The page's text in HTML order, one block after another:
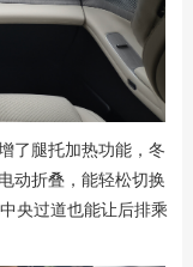
了腿托加热功能，冬
动折叠，能轻松切换
央过道也能让后排乘